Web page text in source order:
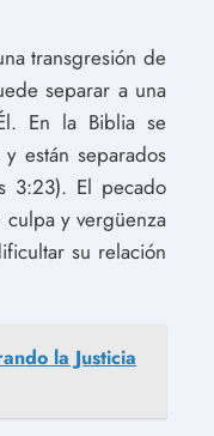
transgresión de
separar a una
En la Biblia se
están separados
3:23). El pecado
y vergüenza
su relación
la Justicia